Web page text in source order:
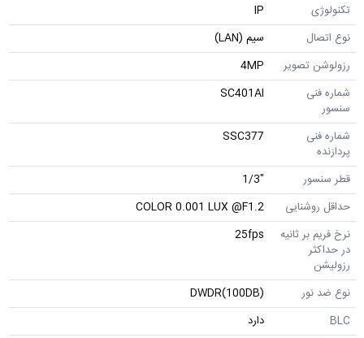
تکنولوژی
IP
نوع اتصال
سیم (LAN)
رزولوشن تصویر
4MP
شماره فنی
سنسور
SC401AI
شماره فنی
پردازنده
SSC377
قطر سنسور
"1/3
حداقل روشنایی
COLOR 0.001 LUX @F1.2
نرخ فریم بر ثانیه
در حداکثر
رزولیشن
25fps
نوع ضد نور
DWDR(100DB)
BLC
دارد